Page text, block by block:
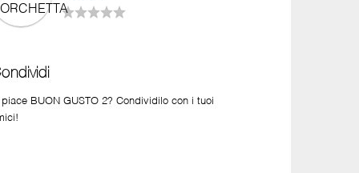
piace BUON GUSTO 2? Condividilo con i tuoi